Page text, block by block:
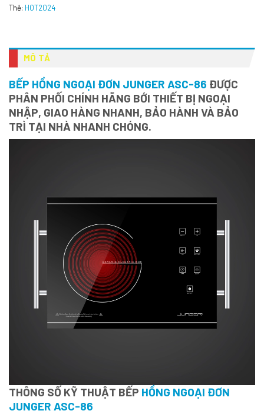
Thẻ: HOT2024
MÔ TẢ
BẾP HỒNG NGOẠI ĐƠN JUNGER ASC-86 ĐƯỢC
PHÂN PHỐI CHÍNH HÃNG BỚI THIẾT BỊ NGOẠI
NHẬP, GIAO HÀNG NHANH, BẢO HÀNH VÀ BẢO
TRÌ TẠI NHÀ NHANH CHÓNG.
THÔNG SỐ KỸ THUẬT BẾP HỒNG NGOẠI ĐƠN
JUNGER ASC-86